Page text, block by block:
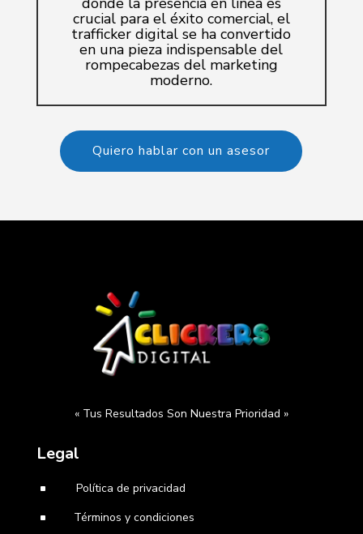
crucial para el éxito comercial, el
trafficker digital se ha convertido
en una pieza indispensable del
rompecabezas del marketing
moderno.
Quiero hablar con un asesor
« Tus Resultados Son Nuestra Prioridad »
Legal
^ Política de privacidad
^ Términos y condiciones